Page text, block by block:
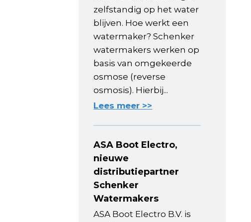
zelfstandig op het water
blijven. Hoe werkt een
watermaker? Schenker
watermakers werken op
basis van omgekeerde
osmose (reverse
osmosis). Hierbij...
Lees meer >>
ASA Boot Electro,
nieuwe
distributiepartner
Schenker
Watermakers
ASA Boot Electro B.V. is